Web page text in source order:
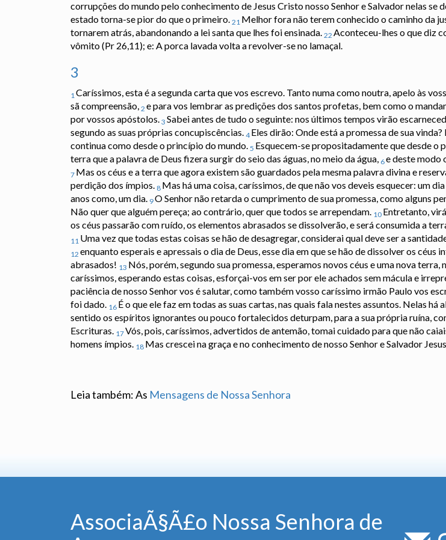
corrupções do mundo pelo conhecimento de Jesus Cristo nosso Senhor e Salvador nelas se
estado torna-se pior do que o primeiro. 21 Melhor fora não terem conhecido o caminho da
tornarem atrás, abandonando a lei santa que lhes foi ensinada. 22 Aconteceu-lhes o que diz
vômito (Pr 26,11); e: A porca lavada volta a revolver-se no lamaçal.
3
1Caríssimos, esta é a segunda carta que vos escrevo. Tanto numa como noutra, apelo às
sã compreensão, 2 e para vos lembrar as predições dos santos profetas, bem como o
por vossos apóstolos. 3 Sabei antes de tudo o seguinte: nos últimos tempos virão
segundo as suas próprias concupiscências. 4 Eles dirão: Onde está a promessa de sua
continua como desde o princípio do mundo. 5 Esquecem-se propositadamente que desde o
terra que a palavra de Deus fizera surgir do seio das águas, no meio da água, 6e deste modo
7 Mas os céus e a terra que agora existem são guardados pela mesma palavra divina e
perdição dos ímpios. 8 Mas há uma coisa, caríssimos, de que não vos deveis esquecer: um
anos como, um dia. 9O Senhor não retarda o cumprimento de sua promessa, como alguns
Não quer que alguém pereça; ao contrário, quer que todos se arrependam. 10 Entretanto,
os céus passarão com ruído, os elementos abrasados se dissolverão, e será consumida a
11 Uma vez que todas estas coisas se hão de desagregar, considerai qual deve ser a
12 enquanto esperais e apressais o dia de Deus, esse dia em que se hão de dissolver os céus
abrasados! 13 Nós, porém, segundo sua promessa, esperamos novos céus e uma nova terra,
caríssimos, esperando estas coisas, esforçai-vos em ser por ele achados sem mácula e
paciência de nosso Senhor vos é salutar, como também vosso caríssimo irmão Paulo vos
foi dado. 16 É o que ele faz em todas as suas cartas, nas quais fala nestes assuntos. Nelas
sentido os espíritos ignorantes ou pouco fortalecidos deturpam, para a sua própria ruína,
Escrituras. 17Vós, pois, caríssimos, advertidos de antemão, tomai cuidado para que não
homens ímpios. 18 Mas crescei na graça e no conhecimento de nosso Senhor e Salvador
Leia também: As Mensagens de Nossa Senhora
AssociaÃ§Ã£o Nossa Senhora de